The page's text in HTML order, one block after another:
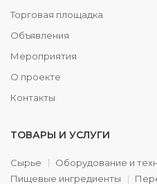
Торговая площадка
Объявления
Мероприятия
О проекте
Контакты
ТОВАРЫ И УСЛУГИ
Сырье
Оборудование и
Пищевые ингредиенты